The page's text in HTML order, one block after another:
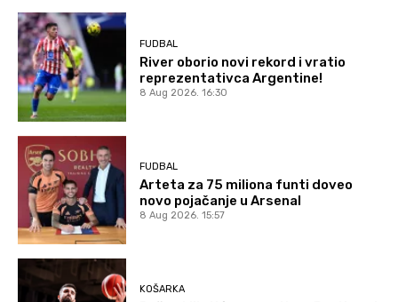
FUDBAL
River oborio novi rekord i vratio
reprezentativca Argentine!
8 Aug 2026. 16:30
FUDBAL
Arteta za 75 miliona funti doveo
novo pojačanje u Arsenal
8 Aug 2026. 15:57
KOŠARKA